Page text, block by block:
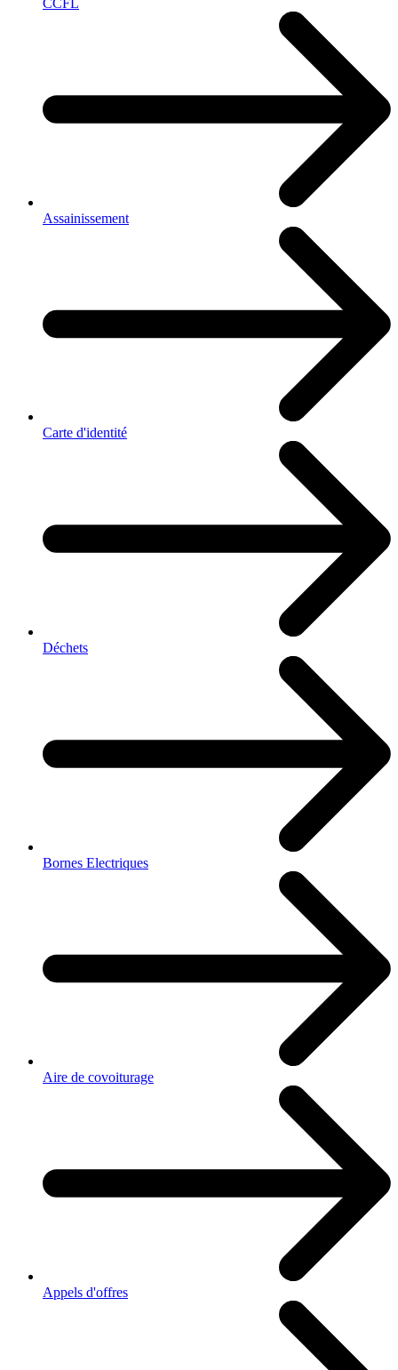
Assainissement
Carte d'identité
Déchets
Bornes Electriques
Aire de covoiturage
Appels d'offres